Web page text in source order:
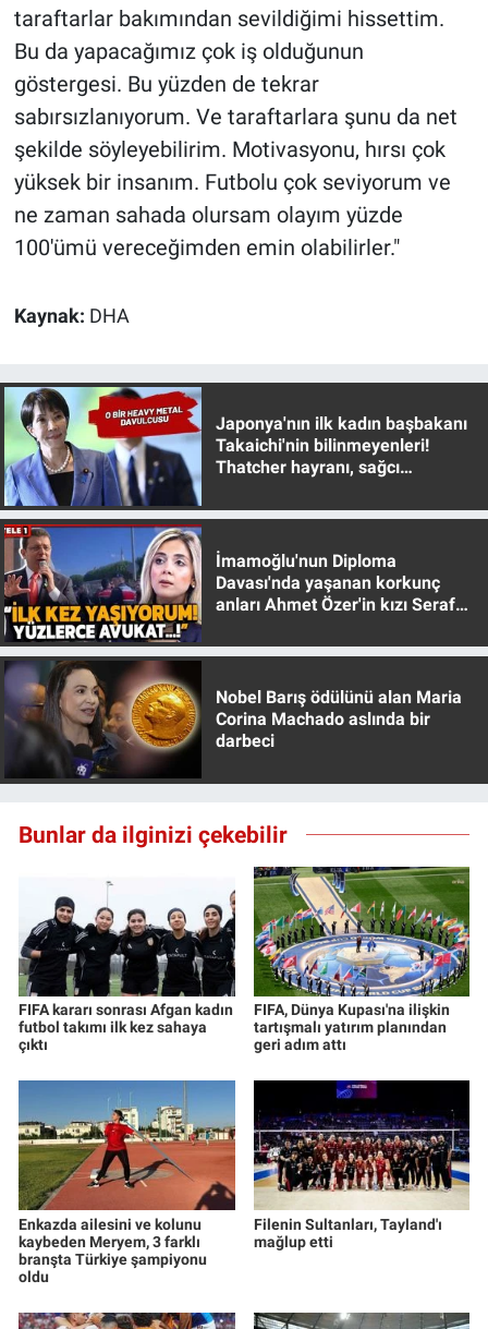
taraftarlar bakımından sevildiğimi hissettim.
Bu da yapacağımız çok iş olduğunun
göstergesi. Bu yüzden de tekrar
sabırsızlanıyorum. Ve taraftarlara şunu da net
şekilde söyleyebilirim. Motivasyonu, hırsı çok
yüksek bir insanım. Futbolu çok seviyorum ve
ne zaman sahada olursam olayım yüzde
100'ümü vereceğimden emin olabilirler."
Kaynak: DHA
Japonya'nın ilk kadın başbakanı
Takaichi'nin bilinmeyenleri!
Thatcher hayranı, sağcı
İmamoğlu'nun Diploma
Davası'nda yaşanan korkunç
anları Ahmet Özer'in kızı Seraf
Nobel Barış ödülünü alan Maria
Corina Machado aslında bir
darbeci
Bunlar da ilginizi çekebilir
FIFA kararı sonrası Afgan kadın
futbol takımı ilk kez sahaya
çıktı
FIFA, Dünya Kupası'na ilişkin
tartışmalı yatırım planından
geri adım attı
Enkazda ailesini ve kolunu
kaybeden Meryem, 3 farklı
branşta Türkiye şampiyonu
oldu
Filenin Sultanları, Tayland'ı
mağlup etti